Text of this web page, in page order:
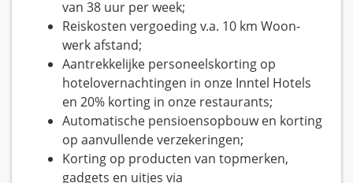
van 38 uur per week;
Reiskosten vergoeding v.a. 10 km Woon-
werk afstand;
Aantrekkelijke personeelskorting op
hotelovernachtingen in onze Inntel Hotels
en 20% korting in onze restaurants;
Automatische pensioensopbouw en korting
op aanvullende verzekeringen;
Korting op producten van topmerken,
gadgets en uitjes via